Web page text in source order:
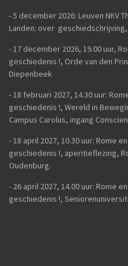
- 5 december 2026: Leuven NKV
Landen: over
-17 december 2026, 19.00 uur,
geschiedenis !, Orde van den
Diepenbeek
- 18 februari 2027, 14.30 uur:
geschiedenis !, Wereld in
Campus Carolus, ingang
- 18 april 2027, 10.30 uur: Rome
geschiedenis !, aperitieflezing,
Oudenburg.
- 26 april 2027, 14.00 uur: Rome
geschiedenis !,